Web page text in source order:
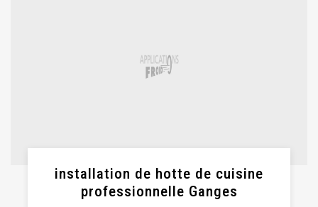
installation de hotte de cuisine
professionnelle Ganges